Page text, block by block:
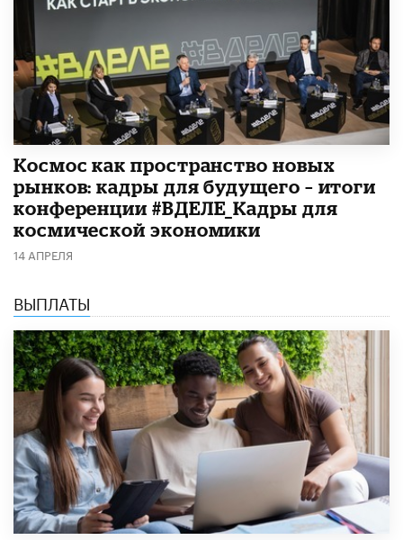
Космос как пространство новых
рынков: кадры для будущего – итоги
конференции #ВДЕЛЕ_Кадры для
космической экономики
14 АПРЕЛЯ
ВЫПЛАТЫ